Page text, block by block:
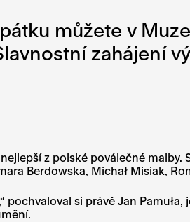
pátku můžete v
zahájení
z polské poválečné malby.
Berdowska, Michał Misiak,
si právě Jan